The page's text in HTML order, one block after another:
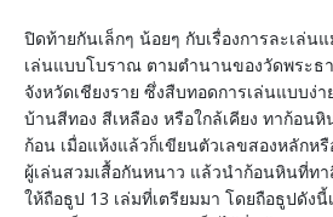
ปิดท้ายกันเล็กๆ น้อยๆ กับเรื่องการละเล่น
เล่นแบบโบราณ ตามตำนานของวัดพระธ
จังหวัดเชียงราย ซึ่งสืบทอดการเล่นแบบง่
บ้านสีทอง สีเหลือง หรือใกล้เคียง ทาก้อนหิ
ก้อน เมื่อแห้งแล้วก็เขียนตัวเลขสองหลัก
ผู้เล่นสวมเสื้อกันหนาว แล้วนำก้อนหินที่ทา
ให้ถือธูป 13 เล่มที่เตรียมมา โดยถือธูปดังนี้